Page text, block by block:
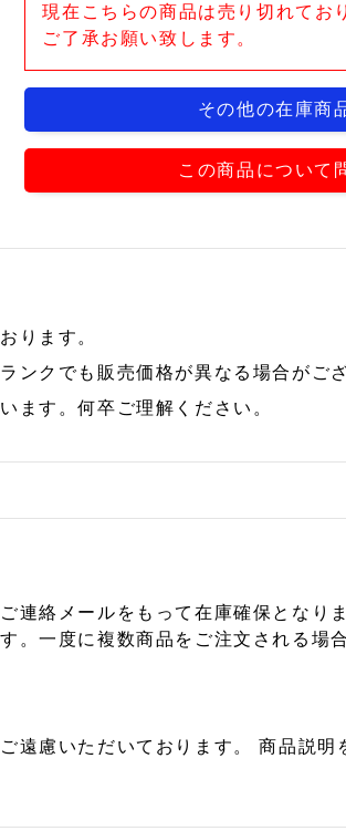
現在こちらの商品は売り切れてお
ご了承お願い致します。
その他の在庫商
この商品について
ります。
ンクでも販売価格が異なる場合がご
ます。何卒ご理解ください。
連絡メールをもって在庫確保となりま
。一度に複数商品をご注文される場
遠慮いただいております。 商品説明